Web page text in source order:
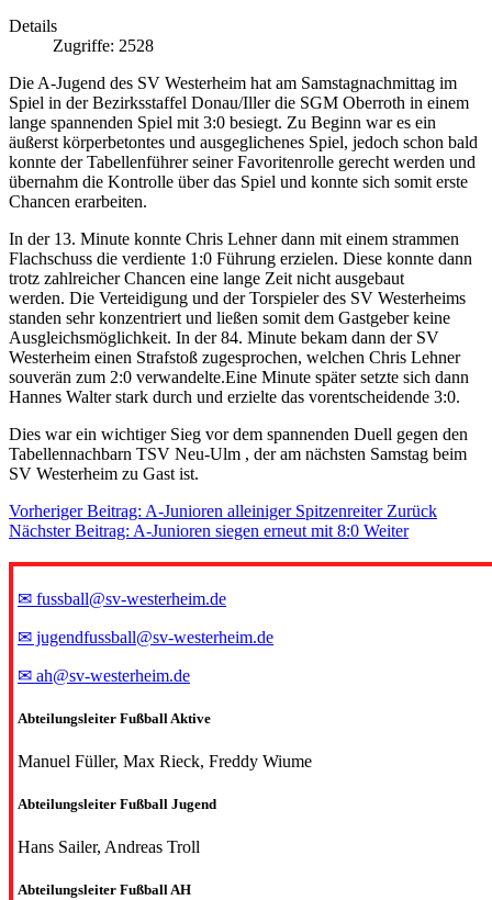
Details
Zugriffe: 2528
Die A-Jugend des SV Westerheim hat am Samstagnachmittag im
Spiel in der Bezirksstaffel Donau/Iller die SGM Oberroth in einem
lange spannenden Spiel mit 3:0 besiegt. Zu Beginn war es ein
äußerst körperbetontes und ausgeglichenes Spiel, jedoch schon bald
konnte der Tabellenführer seiner Favoritenrolle gerecht werden und
übernahm die Kontrolle über das Spiel und konnte sich somit erste
Chancen erarbeiten.
In der 13. Minute konnte Chris Lehner dann mit einem strammen
Flachschuss die verdiente 1:0 Führung erzielen. Diese konnte dann
trotz zahlreicher Chancen eine lange Zeit nicht ausgebaut
werden. Die Verteidigung und der Torspieler des SV Westerheims
standen sehr konzentriert und ließen somit dem Gastgeber keine
Ausgleichsmöglichkeit. In der 84. Minute bekam dann der SV
Westerheim einen Strafstoß zugesprochen, welchen Chris Lehner
souverän zum 2:0 verwandelte.Eine Minute später setzte sich dann
Hannes Walter stark durch und erzielte das vorentscheidende 3:0.
Dies war ein wichtiger Sieg vor dem spannenden Duell gegen den
Tabellennachbarn TSV Neu-Ulm , der am nächsten Samstag beim
SV Westerheim zu Gast ist.
Vorheriger Beitrag: A-Junioren alleiniger Spitzenreiter Zurück
Nächster Beitrag: A-Junioren siegen erneut mit 8:0 Weiter
✉ fussball@sv-westerheim.de
✉ jugendfussball@sv-westerheim.de
✉ ah@sv-westerheim.de
Abteilungsleiter Fußball Aktive
Manuel Füller, Max Rieck, Freddy Wiume
Abteilungsleiter Fußball Jugend
Hans Sailer, Andreas Troll
Abteilungsleiter Fußball AH